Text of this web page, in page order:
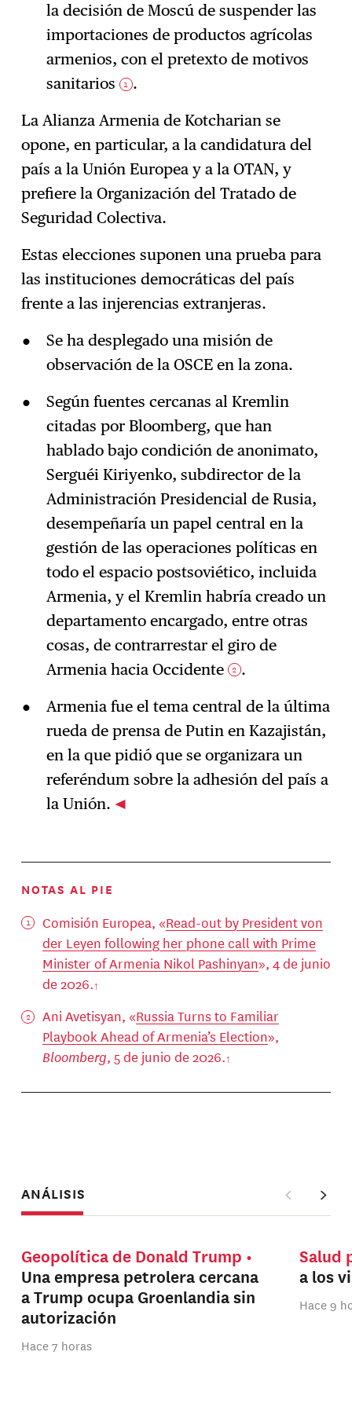
la decisión de Moscú de suspender las
importaciones de productos agrícolas
armenios, con el pretexto de motivos
sanitarios
1 .
La Alianza Armenia de Kotcharian se
opone, en particular, a la candidatura del
país a la Unión Europea y a la OTAN, y
prefiere la Organización del Tratado de
Seguridad Colectiva.
Estas elecciones suponen una prueba para
las instituciones democráticas del país
frente a las injerencias extranjeras.
Se ha desplegado una misión de
observación de la OSCE en la zona.
Según fuentes cercanas al Kremlin
citadas por Bloomberg, que han
hablado bajo condición de anonimato,
Serguéi Kiriyenko, subdirector de la
Administración Presidencial de Rusia,
desempeñaría un papel central en la
gestión de las operaciones políticas en
todo el espacio postsoviético, incluida
Armenia, y el Kremlin habría creado un
departamento encargado, entre otras
cosas, de contrarrestar el giro de
Armenia hacia Occidente
2 .
Armenia fue el tema central de la última
rueda de prensa de Putin en Kazajistán,
en la que pidió que se organizara un
referéndum sobre la adhesión del país a
la Unión.
NOTAS AL PIE
Comisión Europea, «Read-out by President von
der Leyen following her phone call with Prime
Minister of Armenia Nikol Pashinyan», 4 de junio
de 2026.
Ani Avetisyan, «Russia Turns to Familiar
Playbook Ahead of Armenia’s Election»,
Bloomberg, 5 de junio de 2026.
ANÁLISIS
Geopolítica de Donald Trump
Una empresa petrolera cercana
a Trump ocupa Groenlandia sin
autorización
Hace 7 horas
Salud
a los
Hace 9